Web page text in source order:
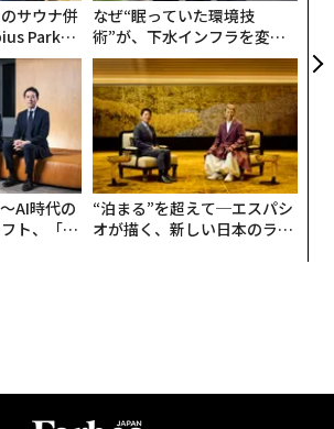
サウナ併
Park」
ディック
る理由
なぜ“眠っていた環境技
術”が、下水インフラを変え
たのか──産総研×月島JFE
アクアソリューションの10年
AI時代の
ト、「超
“泊まる”を超えて─エスパシ
オが描く、新しい日本のラグ